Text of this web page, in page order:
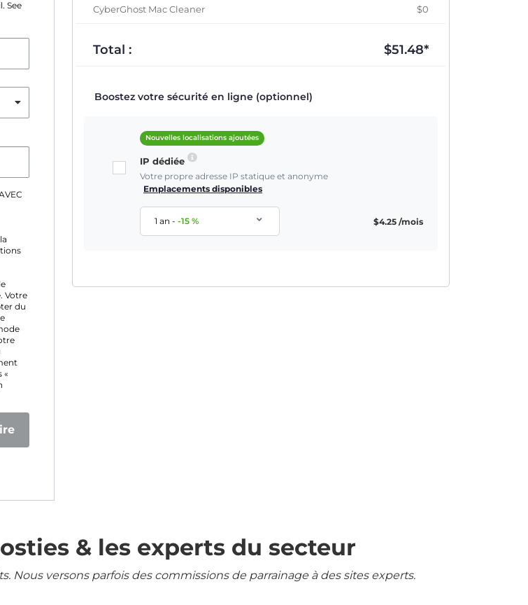
See
Votre
du
«
CyberGhost Mac Cleaner
$0
Total : $51.48*
Boostez votre sécurité en ligne (optionnel)
Nouvelles localisations ajoutées
IP dédiée
Votre propre adresse IP statique et anonyme
Emplacements disponibles
1 an--15 % $4.25 /mois
& les experts du secteur
Nous versons parfois des commissions de parrainage à des sites experts.